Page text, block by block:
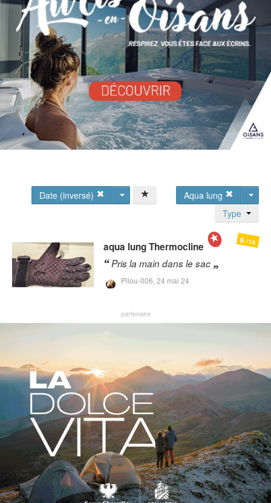
Date (inversé)
Aqua lung
Type
aqua lungThermocline
Pris la main dans le sac
Pilou-006, 24 mai 24
6/10